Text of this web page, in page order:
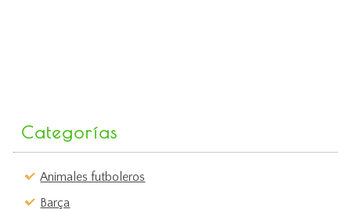
Categorías
Animales futboleros
Barça